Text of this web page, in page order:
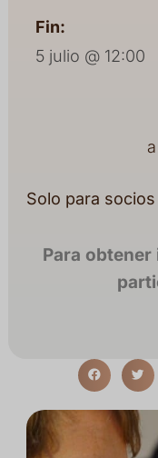
Fin:
5 julio @ 12:00
Solo para socios
Para